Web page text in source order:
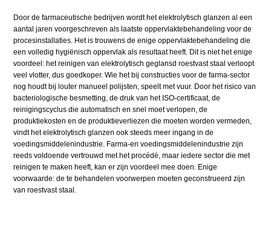
Door de farmaceutische bedrijven wordt het elektrolytisch glanzen al een
aantal jaren voorgeschreven als laatste oppervlaktebehandeling voor de
procesinstallaties. Het is trouwens de enige oppervlaktebehandeling die
een volledig hygiënisch oppervlak als resultaat heeft. Dit is niet het enige
voordeel: het reinigen van elektrolytisch geglansd roestvast staal verloopt
veel vlotter, dus goedkoper. Wie het bij constructies voor de farma-sector
nog houdt bij louter manueel polijsten, speelt met vuur. Door het risico van
bacteriologische besmetting, de druk van het ISO-certificaat, de
reinigingscyclus die automatisch en snel moet verlopen, de
produktiekosten en de produktieverliezen die moeten worden vermeden,
vindt het elektrolytisch glanzen ook steeds meer ingang in de
voedingsmiddelenindustrie. Farma-en voedingsmiddelenindustrie zijn
reeds voldoende vertrouwd met het procédé, maar iedere sector die met
reinigen te maken heeft, kan er zijn voordeel mee doen. Enige
voorwaarde: de te behandelen voorwerpen moeten geconstrueerd zijn
van roestvast staal.